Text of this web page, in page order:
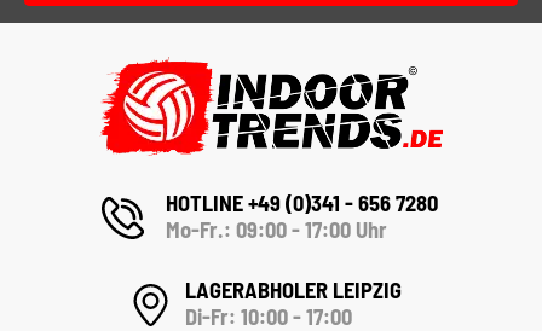
HOTLINE +49 (0)341 - 656 7280
Mo-Fr.: 09:00 - 17:00 Uhr
LAGERABHOLER LEIPZIG
Di-Fr: 10:00 - 17:00